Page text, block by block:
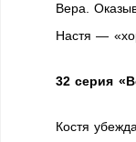
Вера.
Настя —
32 серия
Костя